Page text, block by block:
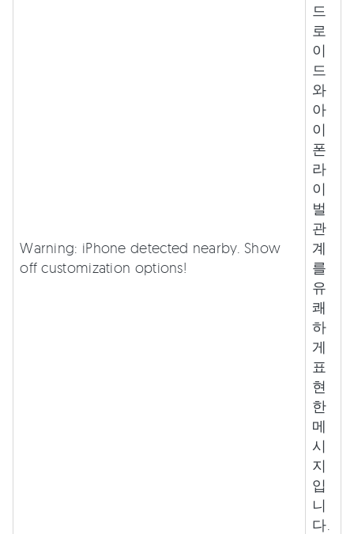
Warning: iPhone detected nearby. Show
off customization options!
드
로
이
드
와
아
이
폰
라
이
벌
관
계
를
유
쾌
하
게
표
현
한
메
시
지
입
니
다.